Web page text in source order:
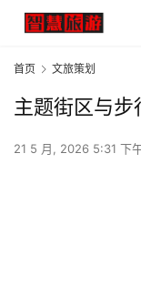
首页 文旅策划
主题街区与
21 5 月, 2026 5:31 下